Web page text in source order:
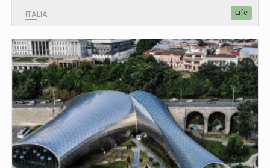
ITALIA Life